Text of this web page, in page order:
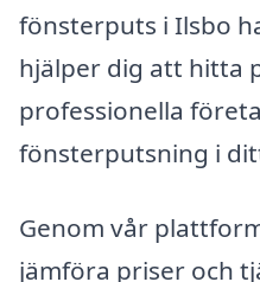
fönsterputs i Ilsbo
hjälper dig att hitta
professionella
fönsterputsning i
Genom vår
jämföra priser och